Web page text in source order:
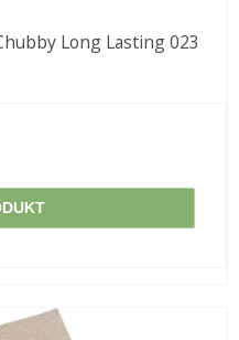
Long Lasting 023